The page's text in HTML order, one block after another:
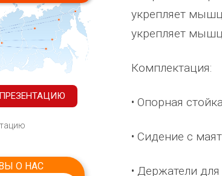
О НАС
укрепляет
укрепляет
Комплектация:
• Опорная
• Сидение с
• Держатели для